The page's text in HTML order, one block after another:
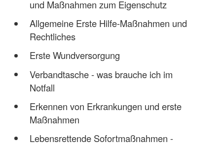
und Maßnahmen zum Eigenschutz
Allgemeine Erste Hilfe-Maßnahmen und
Rechtliches
Erste Wundversorgung
Verbandtasche - was brauche ich im
Notfall
Erkennen von Erkrankungen und erste
Maßnahmen
Lebensrettende Sofortmaßnahmen -